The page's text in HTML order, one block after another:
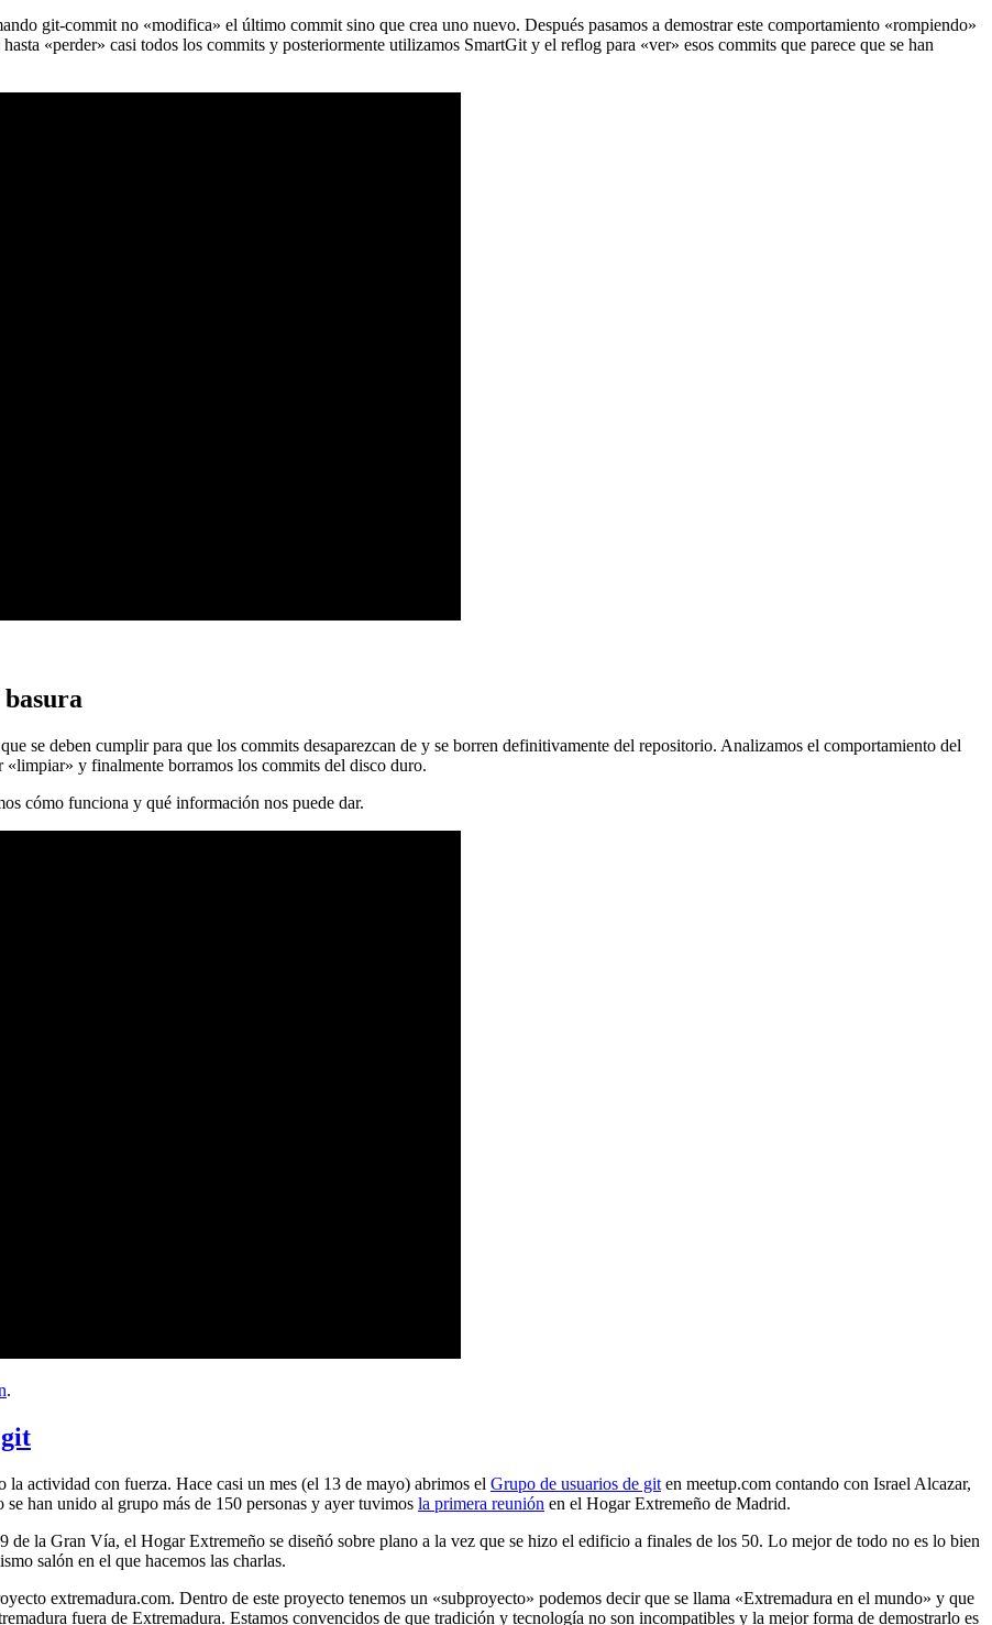
git-commit no «modifica» el último commit sino que crea uno nuevo. Después pasamos a demostrar este comportamiento «rompiendo»
«perder» casi todos los commits y posteriormente utilizamos SmartGit y el reflog para «ver» esos commits que parece que se han
se deben cumplir para que los commits desaparezcan de y se borren definitivamente del repositorio. Analizamos el comportamiento del
«limpiar» y finalmente borramos los commits del disco duro.
cómo funciona y qué información nos puede dar.
.
la actividad con fuerza. Hace casi un mes (el 13 de mayo) abrimos el Grupo de usuarios de git en meetup.com contando con Israel Alcazar,
han unido al grupo más de 150 personas y ayer tuvimos la primera reunión en el Hogar Extremeño de Madrid.
la Gran Vía, el Hogar Extremeño se diseñó sobre plano a la vez que se hizo el edificio a finales de los 50. Lo mejor de todo no es lo bien
salón en el que hacemos las charlas.
extremadura.com. Dentro de este proyecto tenemos un «subproyecto» podemos decir que se llama «Extremadura en el mundo» y que
fuera de Extremadura. Estamos convencidos de que tradición y tecnología no son incompatibles y la mejor forma de demostrarlo es